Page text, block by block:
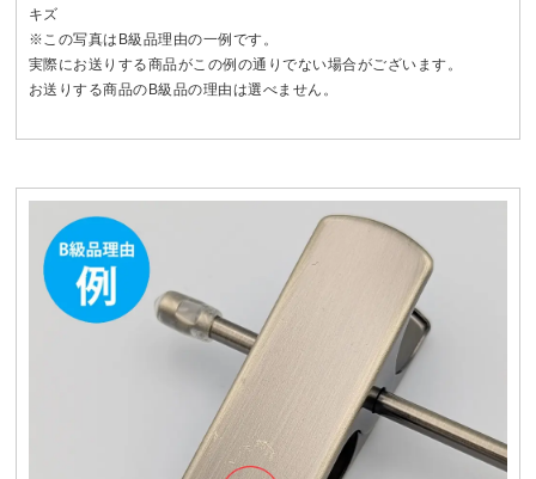
キズ
※この写真はB級品理由の一例です。
実際にお送りする商品がこの例の通りでない場合がございます。
お送りする商品のB級品の理由は選べません。